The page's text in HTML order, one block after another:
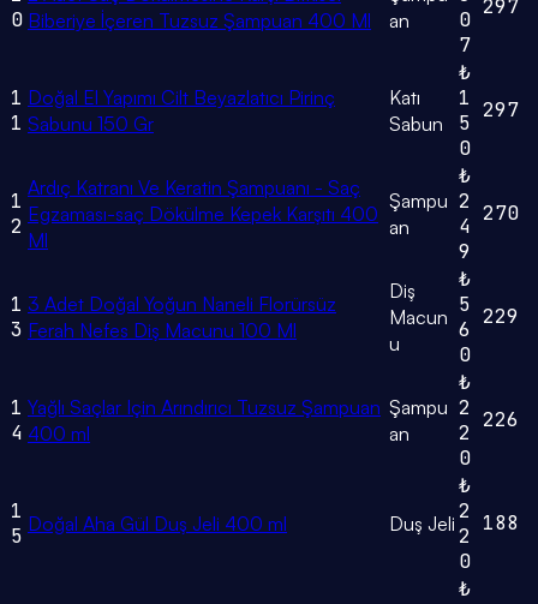
0 Biberiye İçeren Tuzsuz Şampuan 400 Ml
an
0
7
297
1
1
Doğal El Yapımı Cilt Beyazlatıcı Pirinç
Sabunu 150 Gr
Katı
Sabun
₺
1
5
0
297
1
2
Ardıç Katranı Ve Keratin Şampuanı - Saç
Egzaması-saç Dökülme Kepek Karşıtı 400
Ml
Şampu
an
₺
2
4
9
270
1
3
3 Adet Doğal Yoğun Naneli Florürsüz
Ferah Nefes Diş Macunu 100 Ml
Diş
Macun
u
₺
5
6
0
229
1
4
Yağlı Saçlar Için Arındırıcı Tuzsuz Şampuan
400 ml
Şampu
an
₺
2
2
0
226
1
5 Doğal Aha Gül Duş Jeli 400 ml Duş Jeli
₺
2
2
0
188
₺